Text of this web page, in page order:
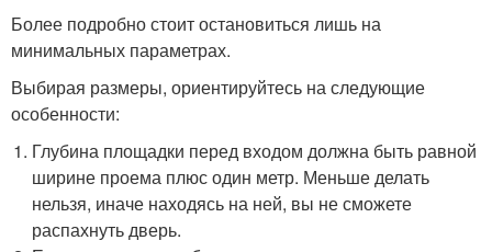
Более подробно стоит остановиться лишь на
минимальных параметрах.
Выбирая размеры, ориентируйтесь на следующие
особенности:
Глубина площадки перед входом должна быть равной
ширине проема плюс один метр. Меньше делать
нельзя, иначе находясь на ней, вы не сможете
распахнуть дверь.